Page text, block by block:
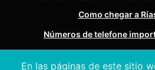
En las páginas de este sitio
Como chegar a
Números de telefone